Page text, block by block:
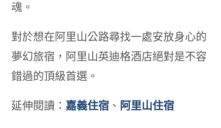
魂。
對於想在阿里山公路尋找一處安放身心的
夢幻旅宿，阿里山英迪格酒店絕對是不容
錯過的頂級首選。
延伸閱讀： 嘉義住宿、 阿里山住宿